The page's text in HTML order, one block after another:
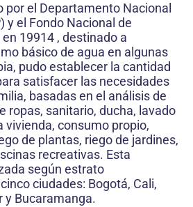
por el Departamento Nacional
y el Fondo Nacional de
19914 , destinado a
básico de agua en algunas
pudo establecer la cantidad
satisfacer las necesidades
basadas en el análisis de
ropas, sanitario, ducha, lavado
vivienda, consumo propio,
de plantas, riego de jardines,
recreativas. Esta
según estrato
ciudades: Bogotá, Cali,
y Bucaramanga.